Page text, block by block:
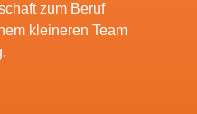
zum Beruf
kleineren Team